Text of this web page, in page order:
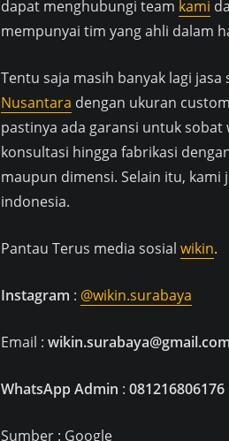
dapat menghubungi team kami
mempunyai tim yang ahli dalam
Tentu saja masih banyak lagi
Nusantara dengan ukuran
pastinya ada garansi untuk sobat
konsultasi hingga fabrikasi
maupun dimensi. Selain itu,
indonesia.
Pantau Terus media sosial wikin.
Instagram : @wikin.surabaya
Email : wikin.surabaya@gmail.com
WhatsApp Admin : 081216806176
Sumber : Google